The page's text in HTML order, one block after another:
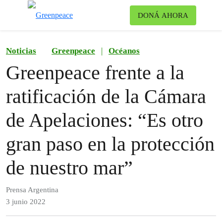
DONÁ AHORA
Noticias Greenpeace | Océanos
Greenpeace frente a la
ratificación de la Cámara
de Apelaciones: “Es otro
gran paso en la protección
de nuestro mar”
Prensa Argentina
3 junio 2022